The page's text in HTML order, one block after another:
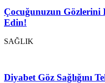
Çocuğunuzun Gözlerini
Edin!
SAĞLIK
Diyabet Göz Sağlığını